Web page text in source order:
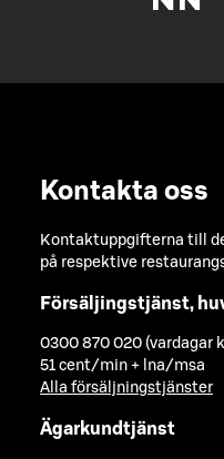
Kontakta oss
Kontaktuppgifterna till
på respektive
Försäljingstjänst,
0300 870 020 (vardagar
51 cent/min + lna/msa
Alla försäljningstjänster
Ägarkundtjänst